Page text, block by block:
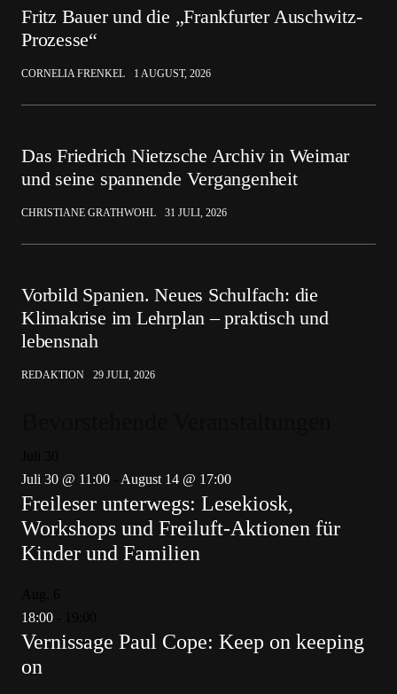
Fritz Bauer und die „Frankfurter Auschwitz-
Prozesse“
CORNELIA FRENKEL 1 AUGUST, 2026
Das Friedrich Nietzsche Archiv in Weimar
und seine spannende Vergangenheit
CHRISTIANE GRATHWOHL 31 JULI, 2026
Vorbild Spanien. Neues Schulfach: die
Klimakrise im Lehrplan – praktisch und
lebensnah
REDAKTION 29 JULI, 2026
Juli 30 @ 11:00
August 14 @ 17:00
Freileser unterwegs: Lesekiosk,
Workshops und Freiluft-Aktionen für
Kinder und Familien
18:00
Vernissage Paul Cope: Keep on keeping
on